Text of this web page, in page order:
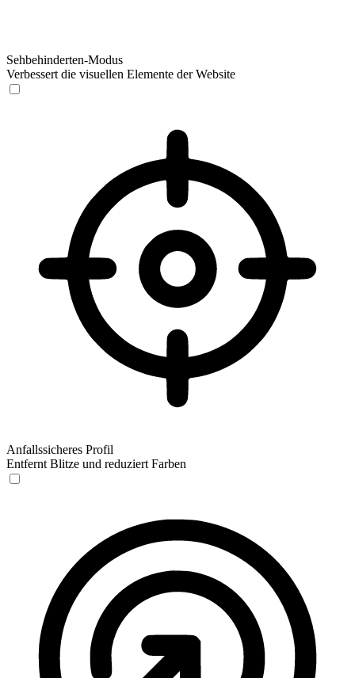
Sehbehinderten-Modus
Verbessert die visuellen Elemente der Website
Anfallssicheres Profil
Entfernt Blitze und reduziert Farben